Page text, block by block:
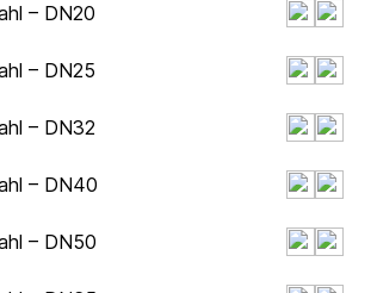
– DN20
– DN25
– DN32
– DN40
– DN50